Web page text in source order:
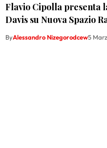
Flavio Cipolla presenta
Davis su Nuova Spazio
ByAlessandro Nizegorodcew5